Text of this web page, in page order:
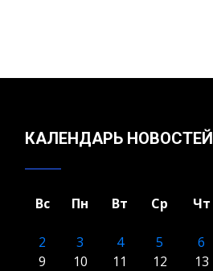
КАЛЕНДАРЬ НОВОСТЕЙ
Вс Пн Вт Ср Чт
2
3 4 5 6
9
10 11 12 13